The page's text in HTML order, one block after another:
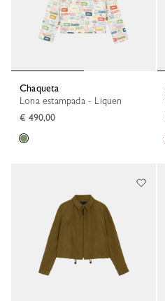
Chaqueta
Lona estampada - Liquen
€ 490,00